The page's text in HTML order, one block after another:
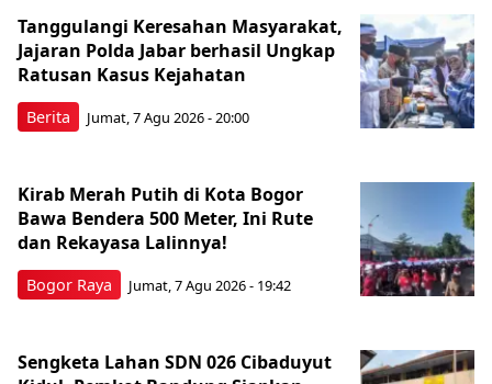
Berita
Tanggulangi Keresahan Masyarakat,
Jajaran Polda Jabar berhasil Ungkap
Ratusan Kasus Kejahatan
Jumat, 7 Agu 2026 - 20:00
Bogor Raya
Kirab Merah Putih di Kota Bogor
Bawa Bendera 500 Meter, Ini Rute
dan Rekayasa Lalinnya!
Jumat, 7 Agu 2026 - 19:42
Sengketa Lahan SDN 026 Cibaduyut